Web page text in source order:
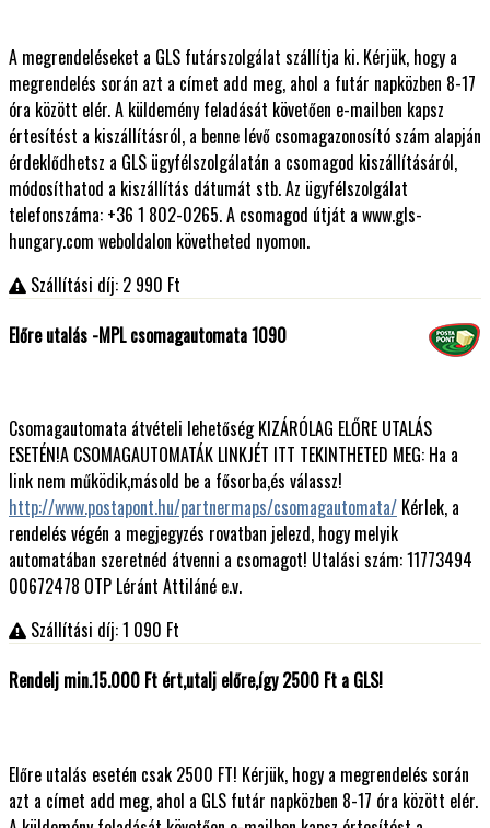
A megrendeléseket a GLS futárszolgálat szállítja ki. Kérjük, hogy a
megrendelés során azt a címet add meg, ahol a futár napközben 8-17
óra között elér. A küldemény feladását követően e-mailben kapsz
értesítést a kiszállításról, a benne lévő csomagazonosító szám alapján
érdeklődhetsz a GLS ügyfélszolgálatán a csomagod kiszállításáról,
módosíthatod a kiszállítás dátumát stb. Az ügyfélszolgálat
telefonszáma: +36 1 802-0265. A csomagod útját a www.gls-
hungary.com weboldalon követheted nyomon.
Szállítási díj: 2 990 Ft
Előre utalás -MPL csomagautomata 1090
Csomagautomata átvételi lehetőség KIZÁRÓLAG ELŐRE UTALÁS
ESETÉN!A CSOMAGAUTOMATÁK LINKJÉT ITT TEKINTHETED MEG: Ha a
link nem működik,másold be a fősorba,és válassz!
http://www.postapont.hu/partnermaps/csomagautomata/ Kérlek, a
rendelés végén a megjegyzés rovatban jelezd, hogy melyik
automatában szeretnéd átvenni a csomagot! Utalási szám: 11773494
00672478 OTP Léránt Attiláné e.v.
Szállítási díj: 1 090 Ft
Rendelj min.15.000 Ft ért,utalj előre,így 2500 Ft a GLS!
Előre utalás esetén csak 2500 FT! Kérjük, hogy a megrendelés során
azt a címet add meg, ahol a GLS futár napközben 8-17 óra között elér.